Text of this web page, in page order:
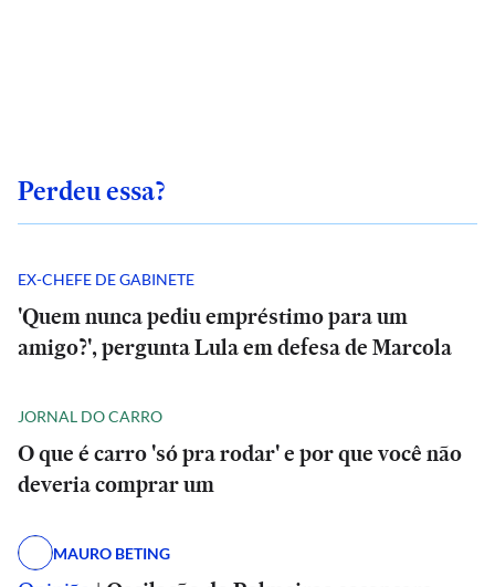
Perdeu essa?
EX-CHEFE DE GABINETE
'Quem nunca pediu empréstimo para um
amigo?', pergunta Lula em defesa de Marcola
JORNAL DO CARRO
O que é carro 'só pra rodar' e por que você não
deveria comprar um
MAURO BETING